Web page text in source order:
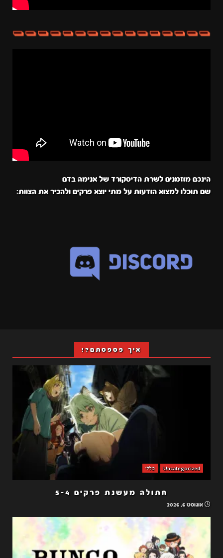
הינכם מוזמנים לשרת הדיסקורד של אנימה בדם
שם תוכלו למצוא הודעות על מתי יוצא פרקים ולהכיר את הצוות:
איך פספסתם?!
Uncategorized כללי
חתולה מעשנת פרקים 5-4
אוגוסט 6, 2026